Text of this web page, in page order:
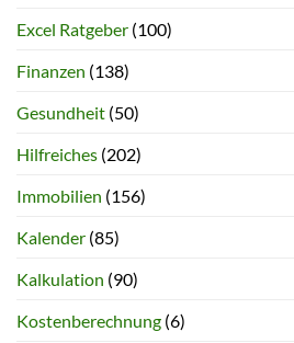
Excel Ratgeber (100)
Finanzen (138)
Gesundheit (50)
Hilfreiches (202)
Immobilien (156)
Kalender (85)
Kalkulation (90)
Kostenberechnung (6)